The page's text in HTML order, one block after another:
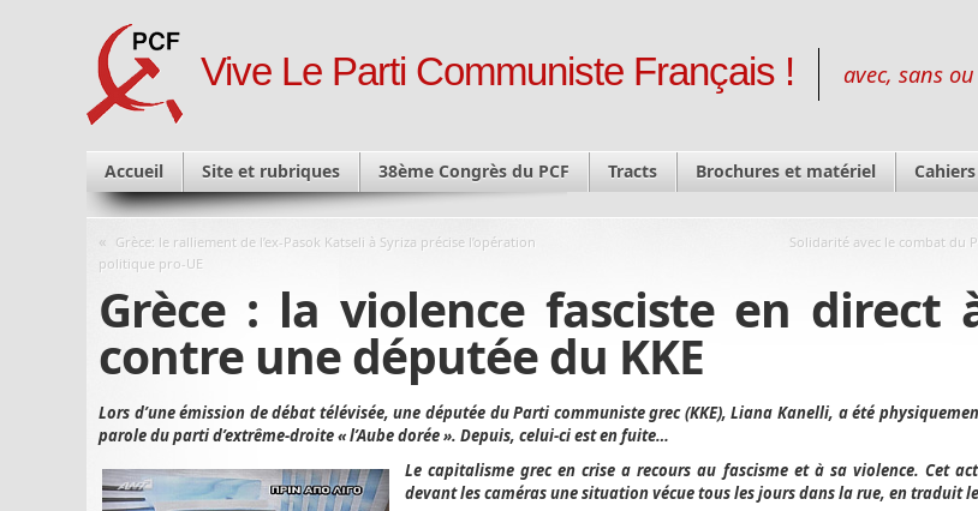
Vive Le Parti Communiste Français ! avec, sans
Accueil Site et rubriques 38ème Congrès du PCF Tracts Brochures et matériel
« Grèce: le ralliement de l’ex-Pasok Katseli à Syriza précise l’opération
politique pro-UE
Solidarité avec le combat du
Grèce : la violence fasciste en direct
contre une députée du KKE
Lors d’une émission de débat télévisée, une députée du Parti communiste grec (KKE), Liana Kanelli, a été
parole du parti d’extrême-droite « l’Aube dorée ». Depuis, celui-ci est en fuite…
Le capitalisme grec en crise a recours au fascisme et à sa violence. Cet
devant les caméras une situation vécue tous les jours dans la rue, en traduit